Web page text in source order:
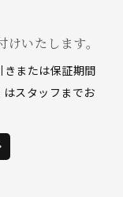
いたします。
または保証期間
スタッフまでお